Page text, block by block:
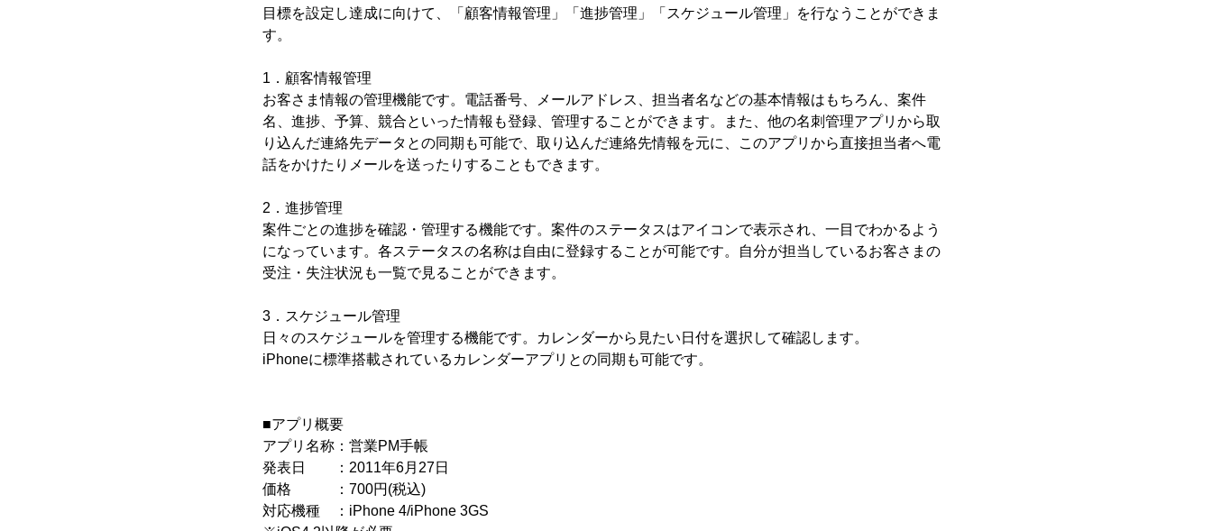
目標を設定し達成に向けて、「顧客情報管理」「進捗管理」「スケジュール管理」を行なうことができま
す。
1．顧客情報管理
お客さま情報の管理機能です。電話番号、メールアドレス、担当者名などの基本情報はもちろん、案件
名、進捗、予算、競合といった情報も登録、管理することができます。また、他の名刺管理アプリから取
り込んだ連絡先データとの同期も可能で、取り込んだ連絡先情報を元に、このアプリから直接担当者へ電
話をかけたりメールを送ったりすることもできます。
2．進捗管理
案件ごとの進捗を確認・管理する機能です。案件のステータスはアイコンで表示され、一目でわかるよう
になっています。各ステータスの名称は自由に登録することが可能です。自分が担当しているお客さまの
受注・失注状況も一覧で見ることができます。
3．スケジュール管理
日々のスケジュールを管理する機能です。カレンダーから見たい日付を選択して確認します。
iPhoneに標準搭載されているカレンダーアプリとの同期も可能です。
■アプリ概要
アプリ名称：営業PM手帳
発表日 ：2011年6月27日
価格 ：700円(税込)
対応機種 ：iPhone 4/iPhone 3GS